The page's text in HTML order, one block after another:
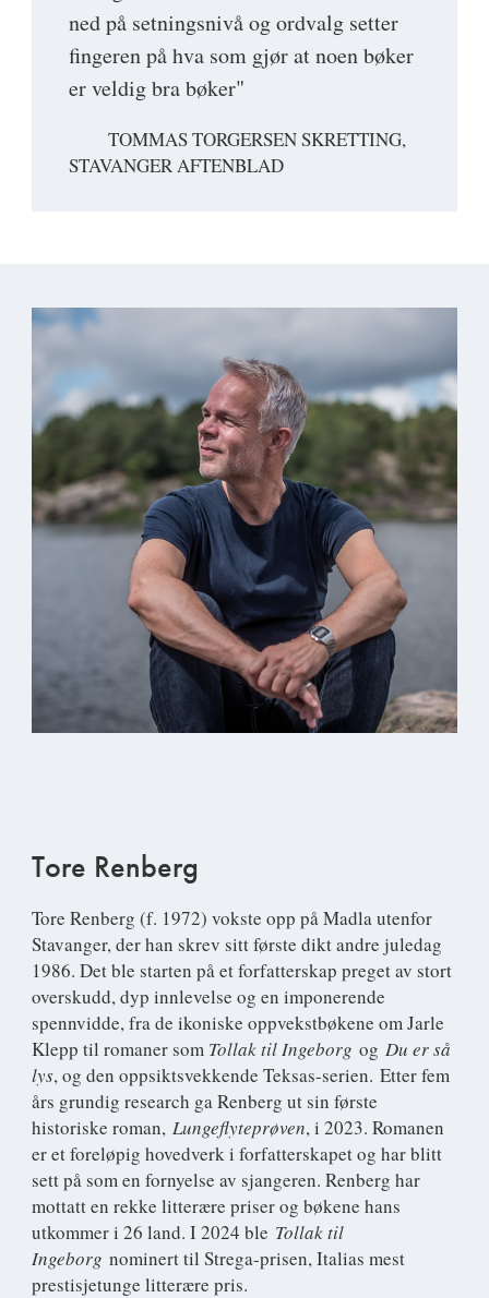
ned på setningsnivå og ordvalg setter
fingeren på hva som gjør at noen bøker
er veldig bra bøker"
TOMMAS TORGERSEN SKRETTING,
STAVANGER AFTENBLAD
Tore Renberg
Tore Renberg (f. 1972) vokste opp på Madla utenfor
Stavanger, der han skrev sitt første dikt andre juledag
1986. Det ble starten på et forfatterskap preget av stort
overskudd, dyp innlevelse og en imponerende
spennvidde, fra de ikoniske oppvekstbøkene om Jarle
Klepp til romaner som Tollak til Ingeborg og Du er så
lys, og den oppsiktsvekkende Teksas-serien. Etter fem
års grundig research ga Renberg ut sin første
historiske roman, Lungeflyteprøven, i 2023. Romanen
er et foreløpig hovedverk i forfatterskapet og har blitt
sett på som en fornyelse av sjangeren. Renberg har
mottatt en rekke litterære priser og bøkene hans
utkommer i 26 land. I 2024 ble Tollak til
Ingeborg nominert til Strega-prisen, Italias mest
prestisjetunge litterære pris.